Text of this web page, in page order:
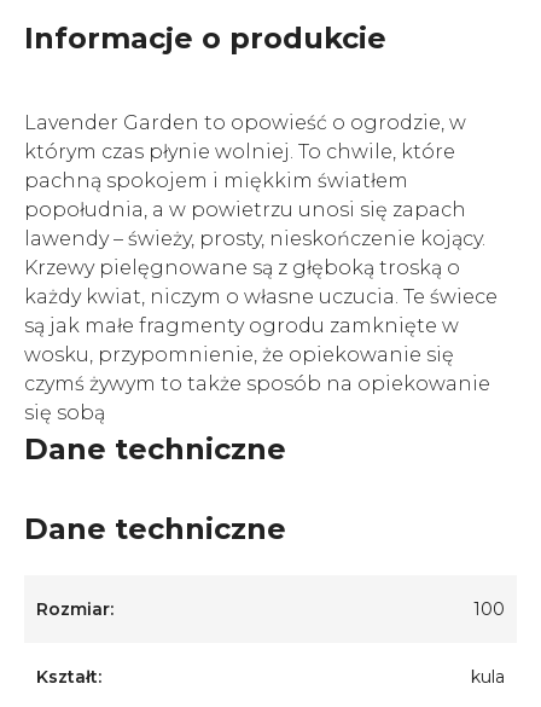
Informacje o produkcie
Lavender Garden to opowieść o ogrodzie, w
którym czas płynie wolniej. To chwile, które
pachną spokojem i miękkim światłem
popołudnia, a w powietrzu unosi się zapach
lawendy – świeży, prosty, nieskończenie kojący.
Krzewy pielęgnowane są z głęboką troską o
każdy kwiat, niczym o własne uczucia. Te świece
są jak małe fragmenty ogrodu zamknięte w
wosku, przypomnienie, że opiekowanie się
czymś żywym to także sposób na opiekowanie
się sobą
Dane techniczne
Dane techniczne
Rozmiar: 100
Kształt: kula